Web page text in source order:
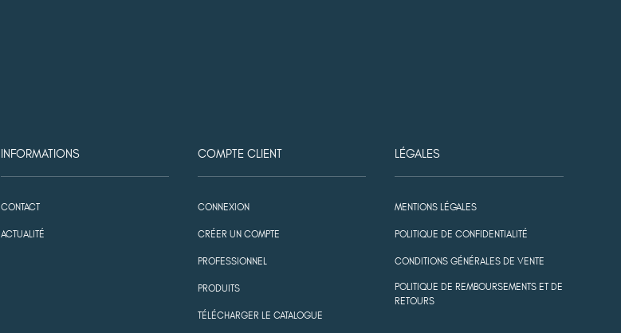
INFORMATIONS
CONTACT
ACTUALITÉ
COMPTE CLIENT
CONNEXION
CRÉER UN COMPTE
PROFESSIONNEL
PRODUITS
TÉLÉCHARGER LE CATALOGUE
LÉGALES
MENTIONS LÉGALES
POLITIQUE DE CONFIDENTIALITÉ
CONDITIONS GÉNÉRALES DE VENTE
POLITIQUE DE REMBOURSEMENTS ET DE
RETOURS